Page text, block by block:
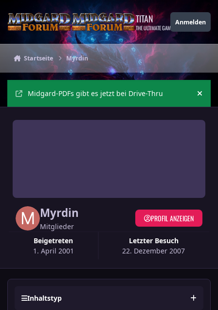
TITAN
THE ULTIMATE GAMING THEME
Anmelden
Startseite Myrdin
Midgard-PDFs gibt es jetzt bei Drive-Thru
Myrdin
Mitglieder
Beigetreten
1. April 2001
Letzter Besuch
22. Dezember 2007
PROFIL ANZEIGEN
Inhaltstyp